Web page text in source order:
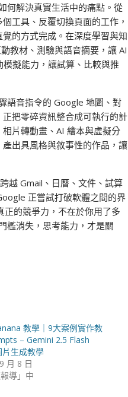
何解決真實生活中的痛點。從
工具、反覆切換頁面的工作，
的方式完成。在深度學習與知
教材、測驗與語音摘要，讓 AI
擬能力，讓試算、比較與推
語音指令的 Google 地圖、對
把零碎資訊整合成可執行的計
片轉動畫、AI 繪本與虛擬分
出具風格與敘事性的作品，讓
越 Gmail、日曆、文件、試算
正嘗試打破軟體之間的界
的競爭力，不在於你用了多
檻消失，思考能力，才是關
教學｜9大案例實作教
– Gemini 2.5 Flash
生成教學
月 8 日
導」中